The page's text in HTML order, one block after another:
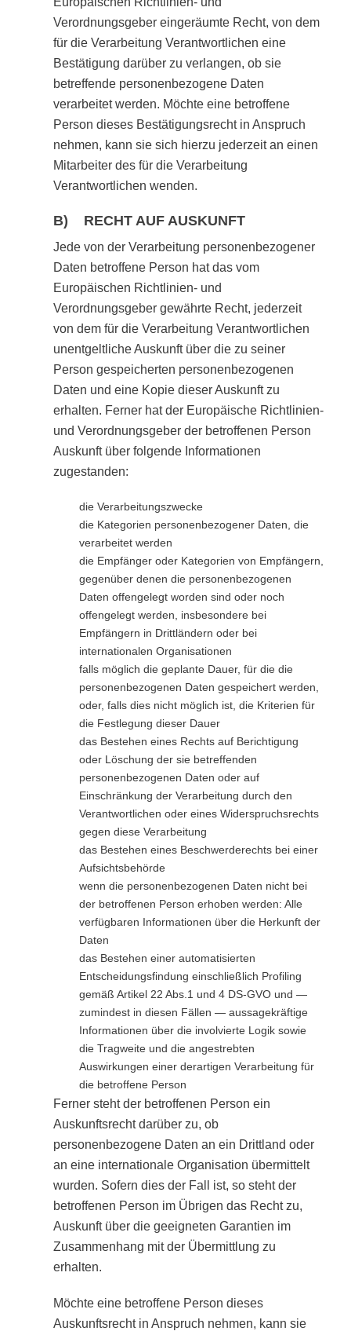
Verordnungsgeber eingeräumte Recht, von dem
für die Verarbeitung Verantwortlichen eine
Bestätigung darüber zu verlangen, ob sie
betreffende personenbezogene Daten
verarbeitet werden. Möchte eine betroffene
Person dieses Bestätigungsrecht in Anspruch
nehmen, kann sie sich hierzu jederzeit an einen
Mitarbeiter des für die Verarbeitung
Verantwortlichen wenden.
B) RECHT AUF AUSKUNFT
Jede von der Verarbeitung personenbezogener
Daten betroffene Person hat das vom
Europäischen Richtlinien- und
Verordnungsgeber gewährte Recht, jederzeit
von dem für die Verarbeitung Verantwortlichen
unentgeltliche Auskunft über die zu seiner
Person gespeicherten personenbezogenen
Daten und eine Kopie dieser Auskunft zu
erhalten. Ferner hat der Europäische Richtlinien-
und Verordnungsgeber der betroffenen Person
Auskunft über folgende Informationen
zugestanden:
die Verarbeitungszwecke
die Kategorien personenbezogener Daten, die
verarbeitet werden
die Empfänger oder Kategorien von Empfängern,
gegenüber denen die personenbezogenen
Daten offengelegt worden sind oder noch
offengelegt werden, insbesondere bei
Empfängern in Drittländern oder bei
internationalen Organisationen
falls möglich die geplante Dauer, für die die
personenbezogenen Daten gespeichert werden,
oder, falls dies nicht möglich ist, die Kriterien für
die Festlegung dieser Dauer
das Bestehen eines Rechts auf Berichtigung
oder Löschung der sie betreffenden
personenbezogenen Daten oder auf
Einschränkung der Verarbeitung durch den
Verantwortlichen oder eines Widerspruchsrechts
gegen diese Verarbeitung
das Bestehen eines Beschwerderechts bei einer
Aufsichtsbehörde
wenn die personenbezogenen Daten nicht bei
der betroffenen Person erhoben werden: Alle
verfügbaren Informationen über die Herkunft der
Daten
das Bestehen einer automatisierten
Entscheidungsfindung einschließlich Profiling
gemäß Artikel 22 Abs.1 und 4 DS-GVO und —
zumindest in diesen Fällen — aussagekräftige
Informationen über die involvierte Logik sowie
die Tragweite und die angestrebten
Auswirkungen einer derartigen Verarbeitung für
die betroffene Person
Ferner steht der betroffenen Person ein
Auskunftsrecht darüber zu, ob
personenbezogene Daten an ein Drittland oder
an eine internationale Organisation übermittelt
wurden. Sofern dies der Fall ist, so steht der
betroffenen Person im Übrigen das Recht zu,
Auskunft über die geeigneten Garantien im
Zusammenhang mit der Übermittlung zu
erhalten.
Möchte eine betroffene Person dieses
Auskunftsrecht in Anspruch nehmen, kann sie